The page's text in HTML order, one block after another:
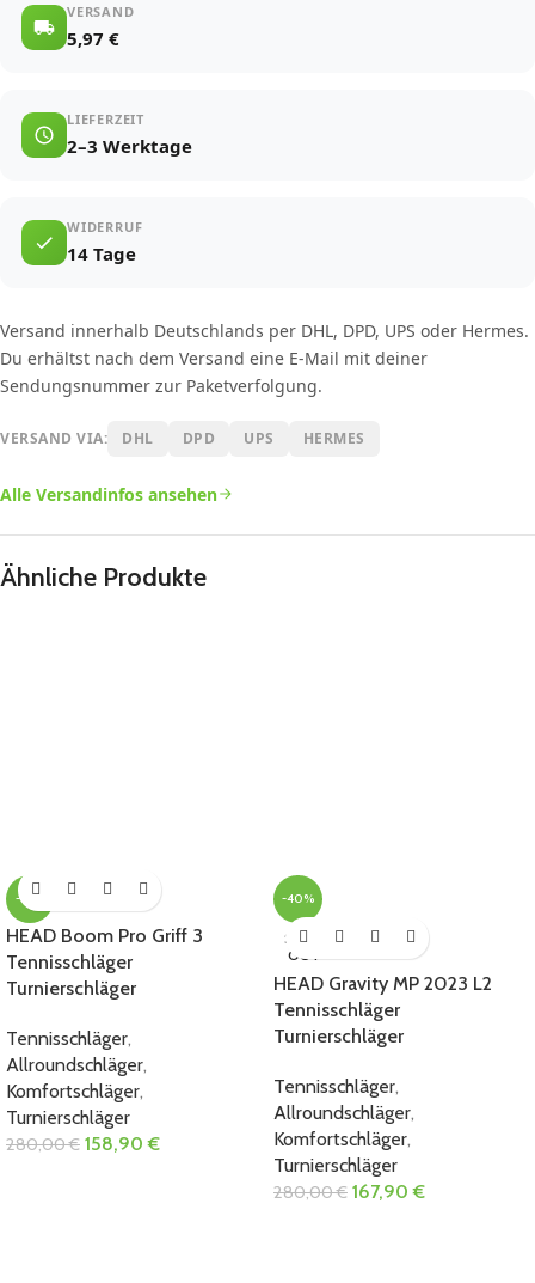
VERSAND
5,97 €
LIEFERZEIT
2–3 Werktage
WIDERRUF
14 Tage
Versand innerhalb Deutschlands per DHL, DPD, UPS oder Hermes.
Du erhältst nach dem Versand eine E-Mail mit deiner
Sendungsnummer zur Paketverfolgung.
VERSAND VIA: DHL DPD UPS HERMES
Alle Versandinfos ansehen
Ähnliche Produkte
-43%
HEAD Boom Pro Griff 3
Tennisschläger
Turnierschläger
Tennisschläger,
Allroundschläger,
Komfortschläger,
Turnierschläger
280,00€ 158,90€
-40%
SOLD
OUT
HEAD Gravity MP 2023 L2
Tennisschläger
Turnierschläger
Tennisschläger,
Allroundschläger,
Komfortschläger,
Turnierschläger
280,00€ 167,90€